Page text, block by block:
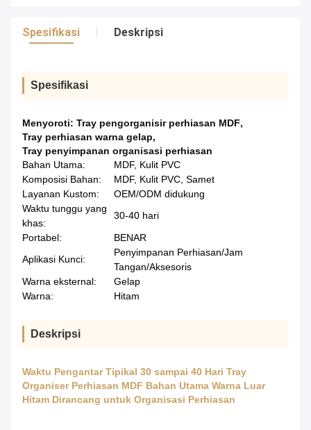
Spesifikasi Deskripsi
Spesifikasi
Menyoroti: Tray pengorganisir perhiasan MDF,
Tray perhiasan warna gelap,
Tray penyimpanan organisasi perhiasan
Bahan Utama:
MDF, Kulit PVC
Komposisi Bahan:
MDF, Kulit PVC, Samet
Layanan Kustom:
OEM/ODM didukung
Waktu tunggu yang
khas:
30-40 hari
Portabel:
BENAR
Aplikasi Kunci:
Penyimpanan Perhiasan/Jam
Tangan/Aksesoris
Warna eksternal:
Gelap
Warna:
Hitam
Deskripsi
Waktu Pengantar Tipikal 30 sampai 40 Hari Tray
Organiser Perhiasan MDF Bahan Utama Warna Luar
Hitam Dirancang untuk Organisasi Perhiasan